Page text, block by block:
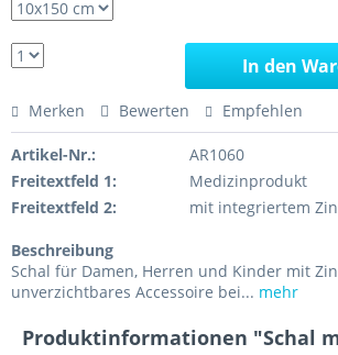
In den
Merken Bewerten Empfehlen
Artikel-Nr.:
AR1060
Freitextfeld 1:
Medizinprodukt
Freitextfeld 2:
mit integriertem
Beschreibung
Schal für Damen, Herren und Kinder mit
unverzichtbares Accessoire bei... mehr
Produktinformationen "Schal